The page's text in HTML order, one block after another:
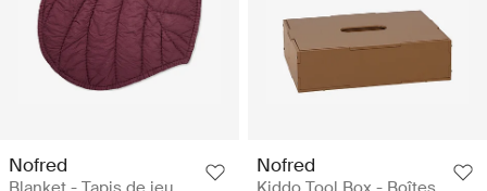
Nofred Nofred